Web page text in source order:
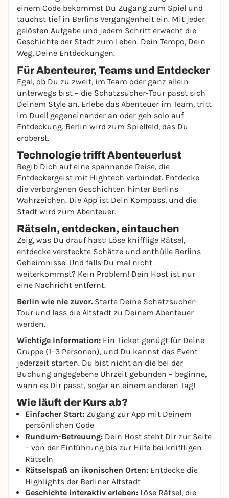
einem Code bekommst Du Zugang zum Spiel und
tauchst tief in Berlins Vergangenheit ein. Mit jeder
gelösten Aufgabe und jedem Schritt erwacht die
Geschichte der Stadt zum Leben. Dein Tempo, Dein
Weg, Deine Entdeckungen.
Für Abenteurer, Teams und Entdecker
Egal, ob Du zu zweit, im Team oder ganz allein
unterwegs bist – die Schatzsucher-Tour passt sich
Deinem Style an. Erlebe das Abenteuer im Team, tritt
im Duell gegeneinander an oder geh solo auf
Entdeckung. Berlin wird zum Spielfeld, das Du
eroberst.
Technologie trifft Abenteuerlust
Begib Dich auf eine spannende Reise, die
Entdeckergeist mit Hightech verbindet. Entdecke
die verborgenen Geschichten hinter Berlins
Wahrzeichen. Die App ist Dein Kompass, und die
Stadt wird zum Abenteuer.
Rätseln, entdecken, eintauchen
Zeig, was Du drauf hast: Löse knifflige Rätsel,
entdecke versteckte Schätze und enthülle Berlins
Geheimnisse. Und falls Du mal nicht
weiterkommst? Kein Problem! Dein Host ist nur
eine Nachricht entfernt.
Berlin wie nie zuvor. Starte Deine Schatzsucher-
Tour und lass die Altstadt zu Deinem Abenteuer
werden.
Wichtige Information: Ein Ticket genügt für Deine
Gruppe (1–3 Personen), und Du kannst das Event
jederzeit starten. Du bist nicht an die bei der
Buchung angegebene Uhrzeit gebunden – beginne,
wann es Dir passt, sogar an einem anderen Tag!
Wie läuft der Kurs ab?
Einfacher Start: Zugang zur App mit Deinem
persönlichen Code
Rundum-Betreuung: Dein Host steht Dir zur Seite
– von der Einführung bis zur Hilfe bei kniffligen
Rätseln
Rätselspaß an ikonischen Orten: Entdecke die
Highlights der Berliner Altstadt
Geschichte interaktiv erleben: Löse Rätsel, die